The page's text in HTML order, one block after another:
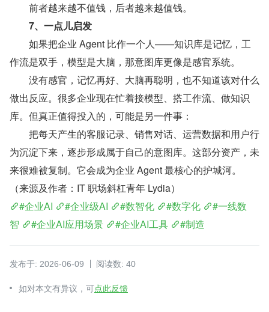
前者越来越不值钱，后者越来越值钱。
7、一点儿启发
如果把企业 Agent 比作一个人——知识库是记忆，工
作流是双手，模型是大脑，那意图库更像是感官系统。
没有感官，记忆再好、大脑再聪明，也不知道该对什么
做出反应。很多企业现在忙着接模型、搭工作流、做知识
库。但真正值得投入的，可能是另一件事：
把每天产生的客服记录、销售对话、运营数据和用户行
为沉淀下来，逐步形成属于自己的意图库。这部分资产，未
来很难被复制。它会成为企业 Agent 最核心的护城河。
（来源及作者：IT 职场斜杠青年 Lydia）
#企业AI
#企业级AI #数智化 #数字化
#一线数
智
#企业AI应用场景 #企业AI工具 #制造
发布于: 2026-06-09 阅读数: 40
如对本文有异议，可点此反馈